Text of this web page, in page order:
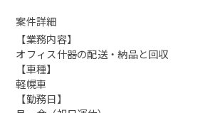
案件詳細
【業務内容】
オフィス什器の配送・納品と回収
【車種】
軽幌車
【勤務日】